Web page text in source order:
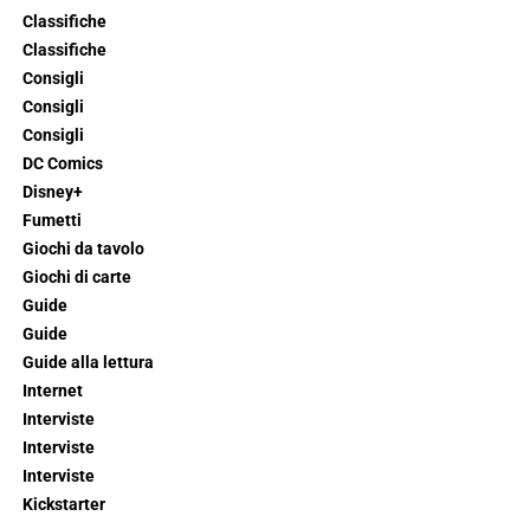
Classifiche
Classifiche
Consigli
Consigli
Consigli
DC Comics
Disney+
Fumetti
Giochi da tavolo
Giochi di carte
Guide
Guide
Guide alla lettura
Internet
Interviste
Interviste
Interviste
Kickstarter